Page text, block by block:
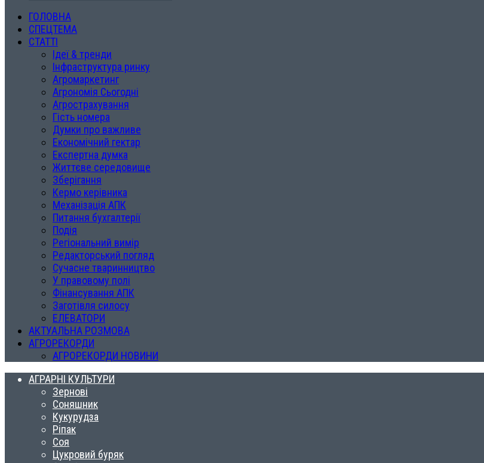
ГОЛОВНА
СПЕЦТЕМА
СТАТТІ
Ідеї & тренди
Інфраструктура ринку
Агромаркетинг
Агрономія Сьогодні
Агрострахування
Гість номера
Думки про важливе
Економічний гектар
Експертна думка
Життєве середовище
Зберігання
Кермо керівника
Механізація АПК
Питання бухгалтерії
Подія
Регіональний вимір
Редакторський погляд
Сучасне тваринництво
У правовому полі
Фінансування АПК
Заготівля силосу
ЕЛЕВАТОРИ
АКТУАЛЬНА РОЗМОВА
АГРОРЕКОРДИ
АГРОРЕКОРДИ НОВИНИ
АГРАРНІ КУЛЬТУРИ
Зернові
Соняшник
Кукурудза
Ріпак
Соя
Цукровий буряк